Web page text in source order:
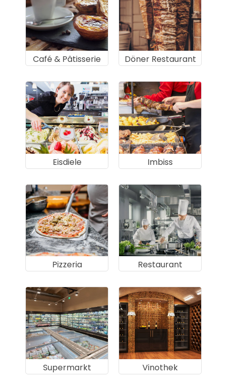
Café & Pâtisserie Döner Restaurant
Eisdiele Imbiss
Pizzeria Restaurant
Supermarkt Vinothek